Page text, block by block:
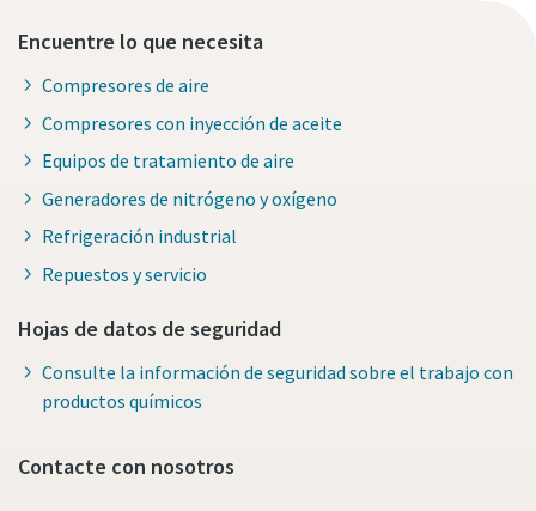
Encuentre lo que necesita
Compresores de aire
Compresores con inyección de aceite
Equipos de tratamiento de aire
Generadores de nitrógeno y oxígeno
Refrigeración industrial
Repuestos y servicio
Hojas de datos de seguridad
Consulte la información de seguridad sobre el trabajo con
productos químicos
Contacte con nosotros